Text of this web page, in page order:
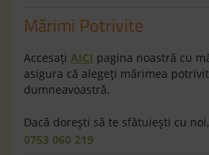
Mărimi Potrivite
Accesaţi AICI pagina noastră cu
asigura că alegeţi mărimea
dumneavoastră.
Dacă doreşti să te sfătuieşti cu
0753 060 219